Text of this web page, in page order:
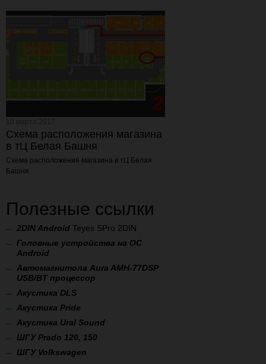
Схема расположения магазина
в тЦ Белая Башня
Схема расположения магазина в тЦ Белая
Башня
Полезные ссылки
2DIN Android Teyes SPro 2DIN
Головные устройства на ОС
Android
Автомагнитола Aura AMH-77DSP
USB/BT процессор
Акустика DLS
Акустика Pride
Акустика Ural Sound
ШГУ Prado 120, 150
ШГУ Volkswagen